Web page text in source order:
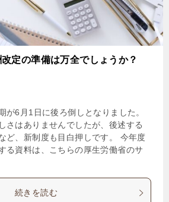
定の準備は万全でしょうか？
が6月1日に後ろ倒しとなりました。
さはありませんでしたが、後述する
ど、新制度も目白押しです。 今年度
る資料は、こちらの厚生労働省のサ
続きを読む